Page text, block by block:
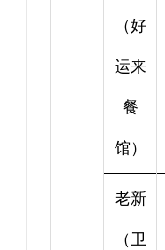
（好
运来
餐
馆）
老新
（卫